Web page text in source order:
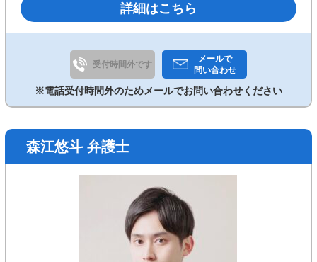
立場の方の権利を守るため、二人三脚の姿勢を大切に
しています《西11丁目駅１分》
詳細はこちら
受付時間外です
メールで
問い合わせ
※電話受付時間外のためメールでお問い合わせください
森江悠斗 弁護士